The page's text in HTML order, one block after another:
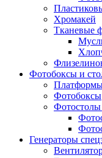
Хромакей
Тканевые
Фотобоксы и
Фотобоксы
Фотостолы
Генераторы